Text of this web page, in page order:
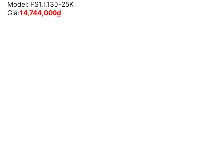
Model: FS1.I.130-25K
Giá:14,744,000₫